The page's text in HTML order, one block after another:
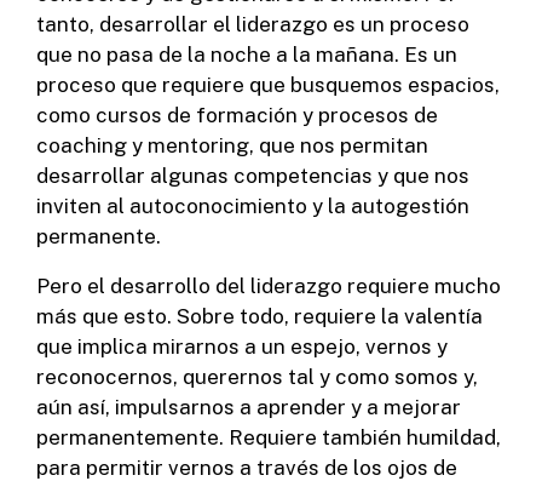
tanto, desarrollar el liderazgo es un proceso
que no pasa de la noche a la mañana. Es un
proceso que requiere que busquemos espacios,
como cursos de formación y procesos de
coaching y mentoring, que nos permitan
desarrollar algunas competencias y que nos
inviten al autoconocimiento y la autogestión
permanente.
Pero el desarrollo del liderazgo requiere mucho
más que esto. Sobre todo, requiere la valentía
que implica mirarnos a un espejo, vernos y
reconocernos, querernos tal y como somos y,
aún así, impulsarnos a aprender y a mejorar
permanentemente. Requiere también humildad,
para permitir vernos a través de los ojos de